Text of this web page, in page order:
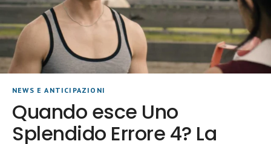
NEWS E ANTICIPAZIONI
Quando esce Uno
Splendido Errore 4? La